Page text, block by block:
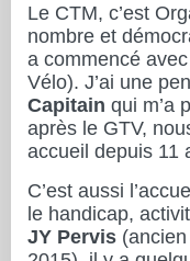
Le CTM, c’est
nombre et
a commencé
Vélo). J’ai une
Capitain qui m’a
après le GTV,
accueil depuis 11
C’est aussi
le handicap,
JY Pervis